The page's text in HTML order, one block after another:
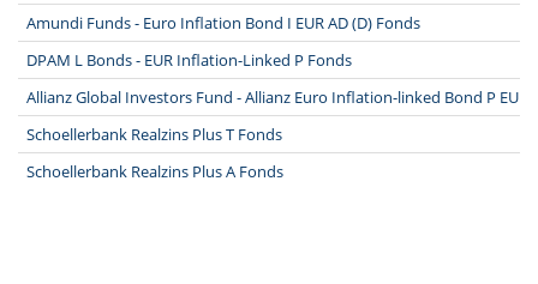
Amundi Funds - Euro Inflation Bond I EUR AD (D) Fonds
DPAM L Bonds - EUR Inflation-Linked P Fonds
Allianz Global Investors Fund - Allianz Euro Inflation-linked Bond P EUR
Schoellerbank Realzins Plus T Fonds
Schoellerbank Realzins Plus A Fonds